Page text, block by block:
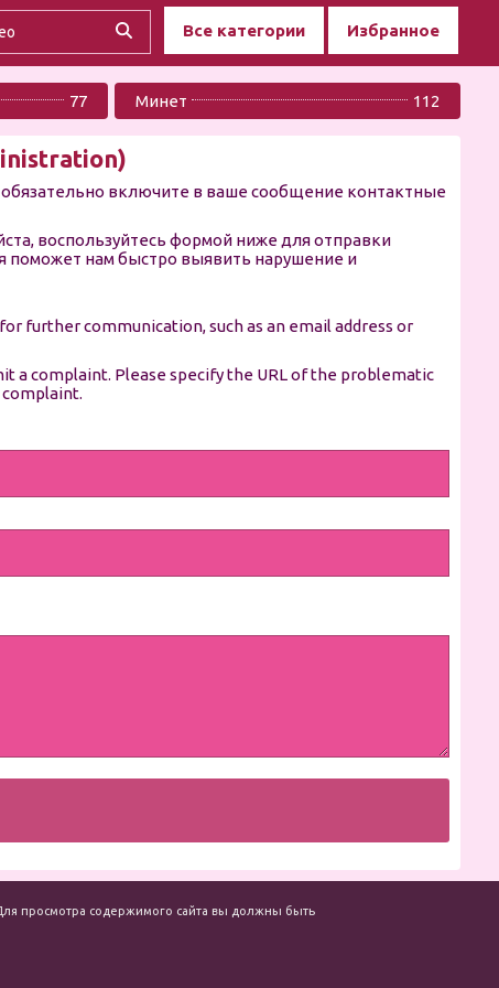
Все категории Избранное
77 Минет 112
включите в ваше сообщение контактные
воспользуйтесь формой ниже для отправки
поможет нам быстро выявить нарушение и
further communication, such as an email address or
a complaint. Please specify the URL of the problematic
Для просмотра содержимого сайта вы должны быть